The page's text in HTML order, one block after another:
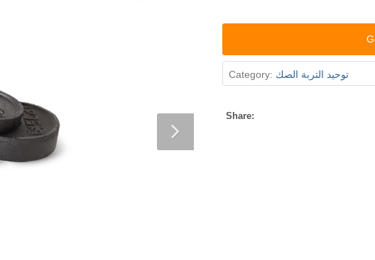
Category: توحيد التربة الصك
Share: